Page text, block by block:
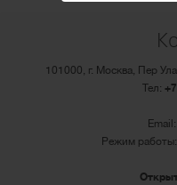
101000, г. Москва, Пер
Тел:
Email:
Режим